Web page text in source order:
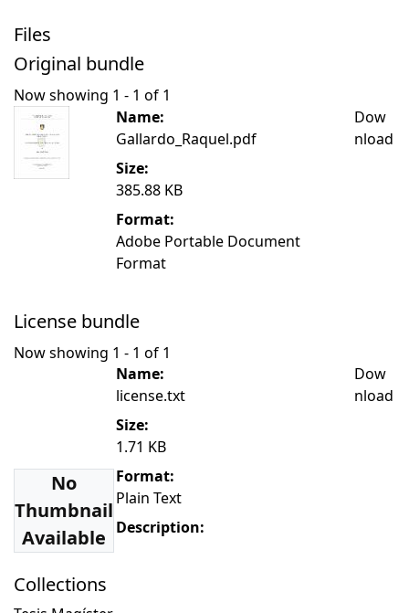
Files
Original bundle
Now showing 1 - 1 of 1
Name:
Gallardo_Raquel.pdf
Size:
385.88 KB
Format:
Adobe Portable Document
Format
Dow
nload
License bundle
Now showing 1 - 1 of 1
No
Thumbnail
Available
Name:
license.txt
Size:
1.71 KB
Format:
Plain Text
Description:
Dow
nload
Collections